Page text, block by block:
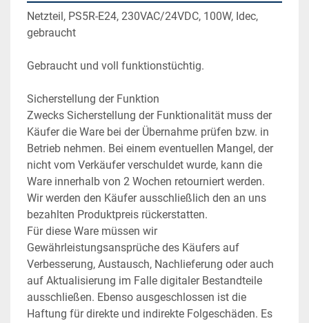
Netzteil, PS5R-E24, 230VAC/24VDC, 100W, Idec,
gebraucht
Gebraucht und voll funktionstüchtig.
Sicherstellung der Funktion
Zwecks Sicherstellung der Funktionalität muss der
Käufer die Ware bei der Übernahme prüfen bzw. in
Betrieb nehmen. Bei einem eventuellen Mangel, der
nicht vom Verkäufer verschuldet wurde, kann die
Ware innerhalb von 2 Wochen retourniert werden.
Wir werden den Käufer ausschließlich den an uns
bezahlten Produktpreis rückerstatten.
Für diese Ware müssen wir
Gewährleistungsansprüche des Käufers auf
Verbesserung, Austausch, Nachlieferung oder auch
auf Aktualisierung im Falle digitaler Bestandteile
ausschließen. Ebenso ausgeschlossen ist die
Haftung für direkte und indirekte Folgeschäden. Es